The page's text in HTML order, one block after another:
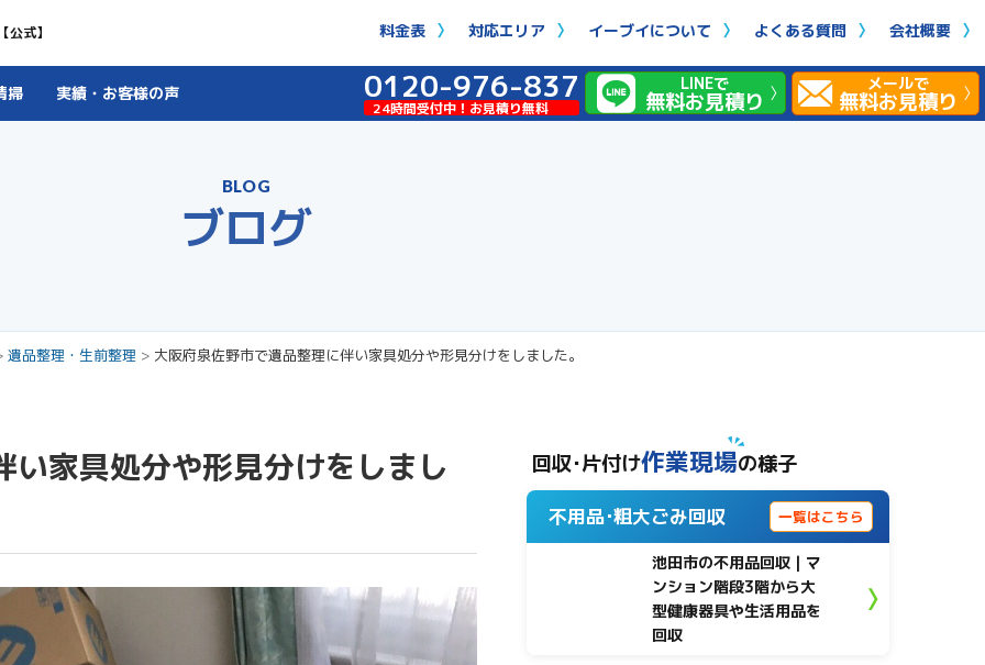
式】 料金表 対応エリア イーブイについて よくある質問 会社概要
掃 実績・お客様の声 0120-976-837
24時間受付中！お見積り無料
LINEで
無料お見積り
メールで
無料お見積り
BLOG
ブログ
遺品整理・生前整理 > 大阪府泉佐野市で遺品整理に伴い家具処分や形見分けをしました。
家具処分や形見分けをしまし 回収･片付け作業現場の様子
不用品･粗大ごみ回収 一覧はこちら
池田市の不用品回収｜マ
ンション階段3階から大
型健康器具や生活用品を
回収